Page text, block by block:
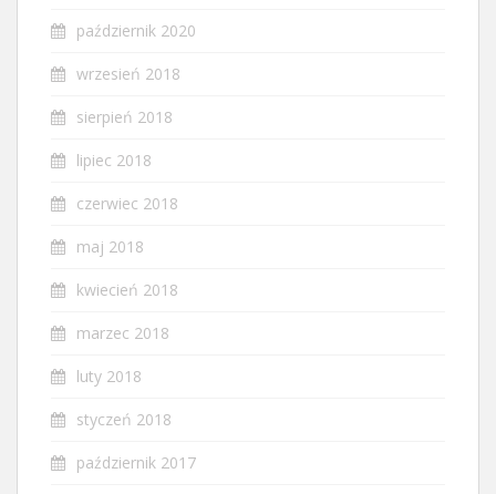
październik 2020
wrzesień 2018
sierpień 2018
lipiec 2018
czerwiec 2018
maj 2018
kwiecień 2018
marzec 2018
luty 2018
styczeń 2018
październik 2017